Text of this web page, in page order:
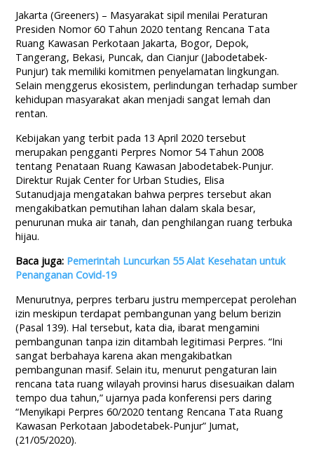
Jakarta (Greeners) – Masyarakat sipil menilai Peraturan
Presiden Nomor 60 Tahun 2020 tentang Rencana Tata
Ruang Kawasan Perkotaan Jakarta, Bogor, Depok,
Tangerang, Bekasi, Puncak, dan Cianjur (Jabodetabek-
Punjur) tak memiliki komitmen penyelamatan lingkungan.
Selain menggerus ekosistem, perlindungan terhadap sumber
kehidupan masyarakat akan menjadi sangat lemah dan
rentan.
Kebijakan yang terbit pada 13 April 2020 tersebut
merupakan pengganti Perpres Nomor 54 Tahun 2008
tentang Penataan Ruang Kawasan Jabodetabek-Punjur.
Direktur Rujak Center for Urban Studies, Elisa
Sutanudjaja mengatakan bahwa perpres tersebut akan
mengakibatkan pemutihan lahan dalam skala besar,
penurunan muka air tanah, dan penghilangan ruang terbuka
hijau.
Baca juga: Pemerintah Luncurkan 55 Alat Kesehatan untuk
Penanganan Covid-19
Menurutnya, perpres terbaru justru mempercepat perolehan
izin meskipun terdapat pembangunan yang belum berizin
(Pasal 139). Hal tersebut, kata dia, ibarat mengamini
pembangunan tanpa izin ditambah legitimasi Perpres. “Ini
sangat berbahaya karena akan mengakibatkan
pembangunan masif. Selain itu, menurut pengaturan lain
rencana tata ruang wilayah provinsi harus disesuaikan dalam
tempo dua tahun,” ujarnya pada konferensi pers daring
“Menyikapi Perpres 60/2020 tentang Rencana Tata Ruang
Kawasan Perkotaan Jabodetabek-Punjur” Jumat,
(21/05/2020).